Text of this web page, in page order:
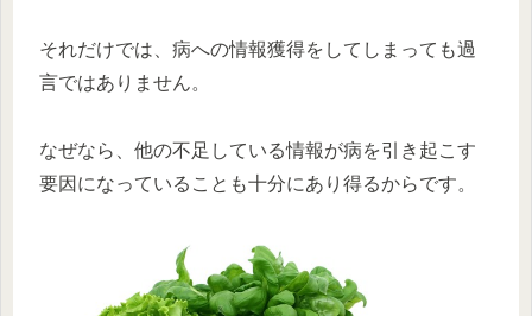
それだけでは、病への情報獲得をしてしまっても過
言ではありません。
なぜなら、他の不足している情報が病を引き起こす
要因になっていることも十分にあり得るからです。